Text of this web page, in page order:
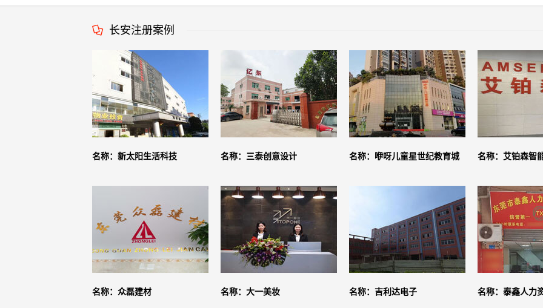
长安注册案例
名称：新太阳生活科技 名称：三泰创意设计 名称：咿呀儿童星世纪教育城 名称：艾铂森智
名称：众磊建材 名称：大一美妆 名称：吉利达电子 名称：泰鑫人力